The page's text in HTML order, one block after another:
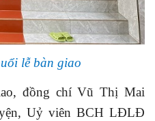
lễ bàn giao
đồng chí Vũ Thị Mai
Uỷ viên BCH LĐLĐ